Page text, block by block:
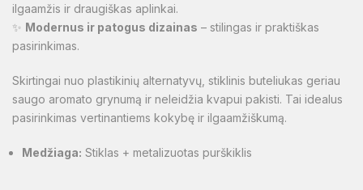
ilgaamžis ir draugiškas aplinkai.
✨ Modernus ir patogus dizainas – stilingas ir praktiškas
pasirinkimas.
Skirtingai nuo plastikinių alternatyvų, stiklinis buteliukas geriau
saugo aromato grynumą ir neleidžia kvapui pakisti. Tai idealus
pasirinkimas vertinantiems kokybę ir ilgaamžiškumą.
Medžiaga: Stiklas + metalizuotas purškiklis